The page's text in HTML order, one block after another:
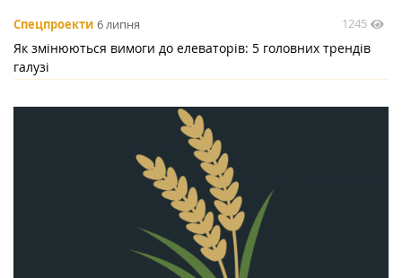
Спецпроекти 6 липня 1245
Як змінюються вимоги до елеваторів: 5 головних трендів
галузі